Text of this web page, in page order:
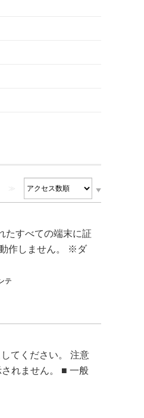
≫
たすべての端末に証
作しません。 ※ダ
テ
てください。 注意
れません。 ■ 一般